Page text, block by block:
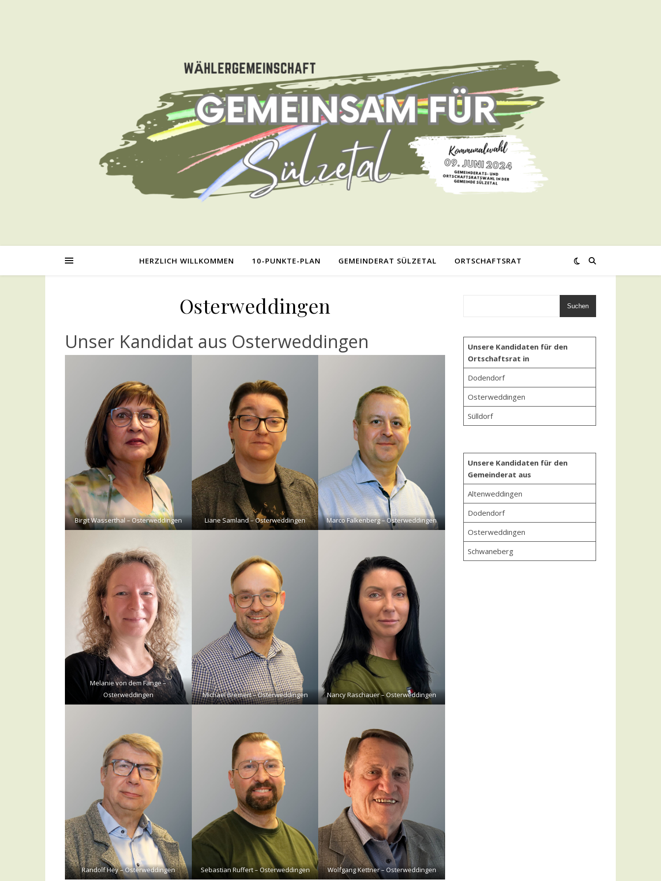
HERZLICH WILLKOMMEN 10-PUNKTE-PLAN GEMEINDERAT SÜLZETAL ORTSCHAFTSRAT
Osterweddingen
Unser Kandidat aus Osterweddingen
Birgit Wasserthal – Osterweddingen Liane Samland – Osterweddingen Marco Falkenberg – Osterweddingen
Melanie von dem Fange –
Osterweddingen
Michael Bremert – Osterweddingen Nancy Raschauer – Osterweddingen
Randolf Hey – Osterweddingen Sebastian Ruffert – Osterweddingen Wolfgang Kettner – Osterweddingen
Suchen
Unsere Kandidaten für den
Ortschaftsrat in
Dodendorf
Osterweddingen
Sülldorf
Unsere Kandidaten für den
Gemeinderat aus
Altenweddingen
Dodendorf
Osterweddingen
Schwaneberg